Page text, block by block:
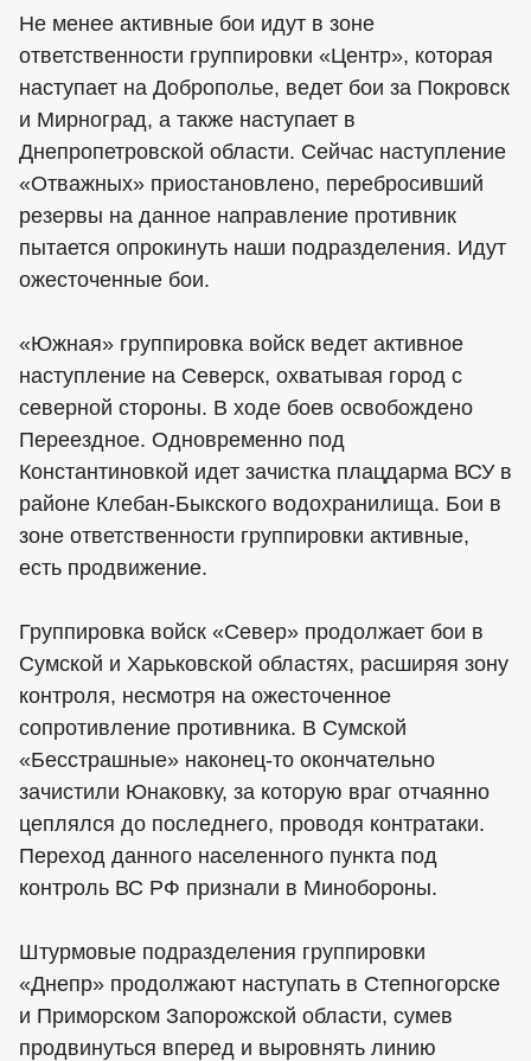
Не менее активные бои идут в зоне
ответственности группировки «Центр», которая
наступает на Доброполье, ведет бои за Покровск
и Мирноград, а также наступает в
Днепропетровской области. Сейчас наступление
«Отважных» приостановлено, перебросивший
резервы на данное направление противник
пытается опрокинуть наши подразделения. Идут
ожесточенные бои.
«Южная» группировка войск ведет активное
наступление на Северск, охватывая город с
северной стороны. В ходе боев освобождено
Переездное. Одновременно под
Константиновкой идет зачистка плацдарма ВСУ в
районе Клебан-Быкского водохранилища. Бои в
зоне ответственности группировки активные,
есть продвижение.
Группировка войск «Север» продолжает бои в
Сумской и Харьковской областях, расширяя зону
контроля, несмотря на ожесточенное
сопротивление противника. В Сумской
«Бесстрашные» наконец-то окончательно
зачистили Юнаковку, за которую враг отчаянно
цеплялся до последнего, проводя контратаки.
Переход данного населенного пункта под
контроль ВС РФ признали в Минобороны.
Штурмовые подразделения группировки
«Днепр» продолжают наступать в Степногорске
и Приморском Запорожской области, сумев
продвинуться вперед и выровнять линию